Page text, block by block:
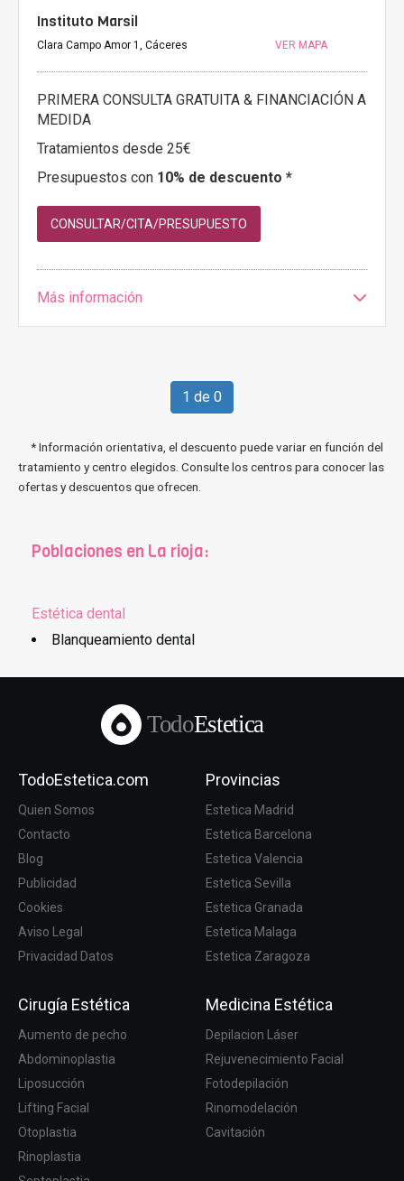
Instituto Marsil
Clara Campo Amor 1, Cáceres VER MAPA
PRIMERA CONSULTA GRATUITA & FINANCIACIÓN A
MEDIDA
Tratamientos desde 25€
Presupuestos con 10% de descuento *
CONSULTAR/CITA/PRESUPUESTO
Más información
1 de 0
* Información orientativa, el descuento puede variar en función del
tratamiento y centro elegidos. Consulte los centros para conocer las
ofertas y descuentos que ofrecen.
Poblaciones en La rioja:
Estética dental
Blanqueamiento dental
TodoEstetica
TodoEstetica.com
Quien Somos
Contacto
Blog
Publicidad
Cookies
Aviso Legal
Privacidad Datos
Provincias
Estetica Madrid
Estetica Barcelona
Estetica Valencia
Estetica Sevilla
Estetica Granada
Estetica Malaga
Estetica Zaragoza
Cirugía Estética
Aumento de pecho
Abdominoplastia
Liposucción
Lifting Facial
Otoplastia
Rinoplastia
Medicina Estética
Depilacion Láser
Rejuvenecimiento Facial
Fotodepilación
Rinomodelación
Cavitación